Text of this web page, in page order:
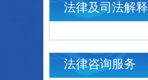
法律及司法解释
法律咨询服务